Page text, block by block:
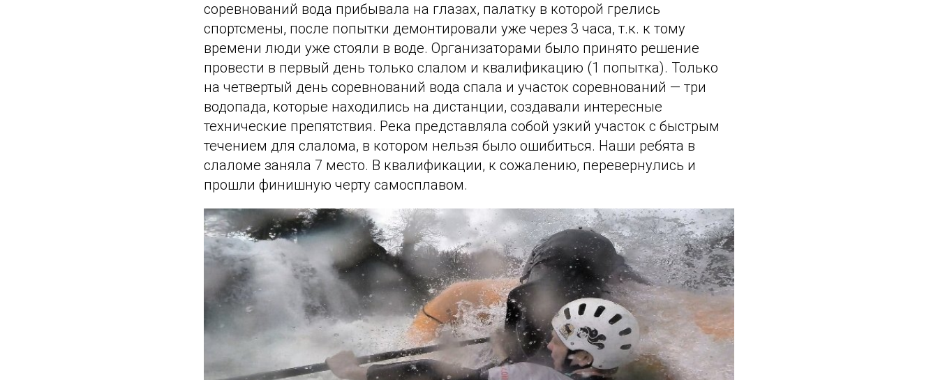
соревнований вода прибывала на глазах, палатку в которой грелись
спортсмены, после попытки демонтировали уже через 3 часа, т.к. к тому
времени люди уже стояли в воде. Организаторами было принято решение
провести в первый день только слалом и квалификацию (1 попытка). Только
на четвертый день соревнований вода спала и участок соревнований — три
водопада, которые находились на дистанции, создавали интересные
технические препятствия. Река представляла собой узкий участок с быстрым
течением для слалома, в котором нельзя было ошибиться. Наши ребята в
слаломе заняла 7 место. В квалификации, к сожалению, перевернулись и
прошли финишную черту самосплавом.